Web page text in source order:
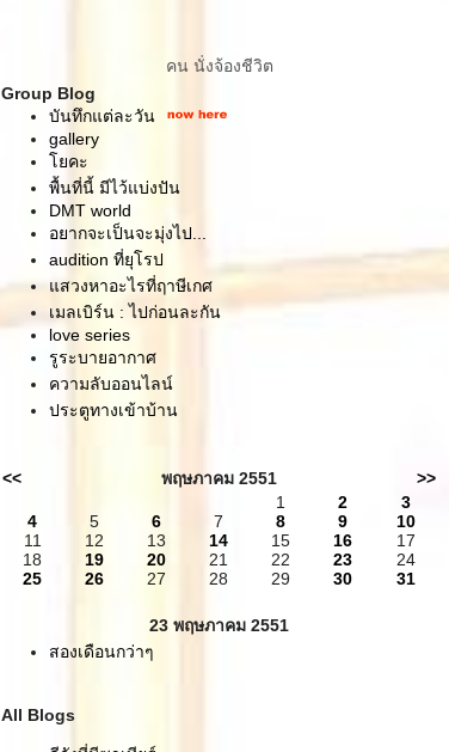
คน นั่งจ้องชีวิต
Group Blog
บันทึกแต่ละวัน
gallery
คะ
พื้นที่นี้ มีไว้แบ่งปัน
DMT world
อยากจะเป็นจะมุ่งไป...
audition ที่ยุโรป
สวงหาอะไรที่ฤาษีเกศ
เมลเบิร์น : ไปก่อนละกัน
love series
รูระบายอากาศ
ความลับออนไลน์
ประตูทางเข้าบ้าน
<< พฤษภาคม 2551
>>
1
2
3
4
5 6 7 8 9
10
11
12 13 14 15 16
17
18
19 20 21 22 23
24
25
26 27 28 29 30 31
23 พฤษภาคม 2551
สองเดือนกว่าๆ
All Blogs